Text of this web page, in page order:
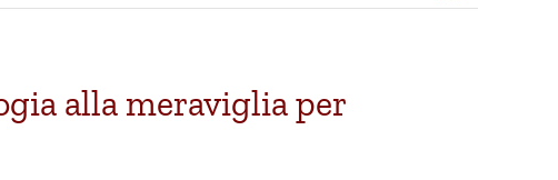
alla meraviglia per